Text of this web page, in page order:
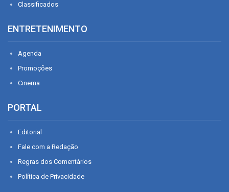
Classificados
ENTRETENIMENTO
Agenda
Promoções
Cinema
PORTAL
Editorial
Fale com a Redação
Regras dos Comentários
Política de Privacidade